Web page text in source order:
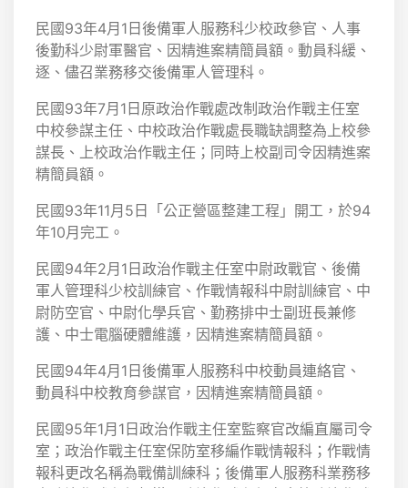
民國93年4月1日後備軍人服務科少校政參官、人事
後勤科少尉軍醫官、因精進案精簡員額。動員科緩、
逐、儘召業務移交後備軍人管理科。
民國93年7月1日原政治作戰處改制政治作戰主任室
中校參謀主任、中校政治作戰處長職缺調整為上校參
謀長、上校政治作戰主任；同時上校副司令因精進案
精簡員額。
民國93年11月5日「公正營區整建工程」開工，於94
年10月完工。
民國94年2月1日政治作戰主任室中尉政戰官、後備
軍人管理科少校訓練官、作戰情報科中尉訓練官、中
尉防空官、中尉化學兵官、勤務排中士副班長兼修
護、中士電腦硬體維護，因精進案精簡員額。
民國94年4月1日後備軍人服務科中校動員連絡官、
動員科中校教育參謀官，因精進案精簡員額。
民國95年1月1日政治作戰主任室監察官改編直屬司令
室；政治作戰主任室保防室移編作戰情報科；作戰情
報科更改名稱為戰備訓練科；後備軍人服務科業務移